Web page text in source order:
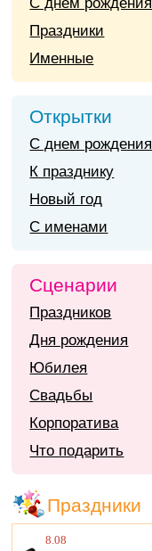
Праздники
Именные
Открытки
С днем рождения
К празднику
Новый год
С именами
Сценарии
Праздников
Дня рождения
Юбилея
Свадьбы
Корпоратива
Что подарить
Праздники
8.08